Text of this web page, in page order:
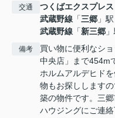
交通 つくばエクスプレス
武蔵野線 「三郷 」
武蔵野線 「新三郷
備考
買い物に便利なシ
中央店」まで454m
ホルムアルデヒド
物もお探しします
築の物件です。三
ハウジングにご連